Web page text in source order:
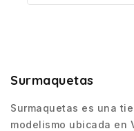
Surmaquetas
Surmaquetas es una
modelismo ubicada en